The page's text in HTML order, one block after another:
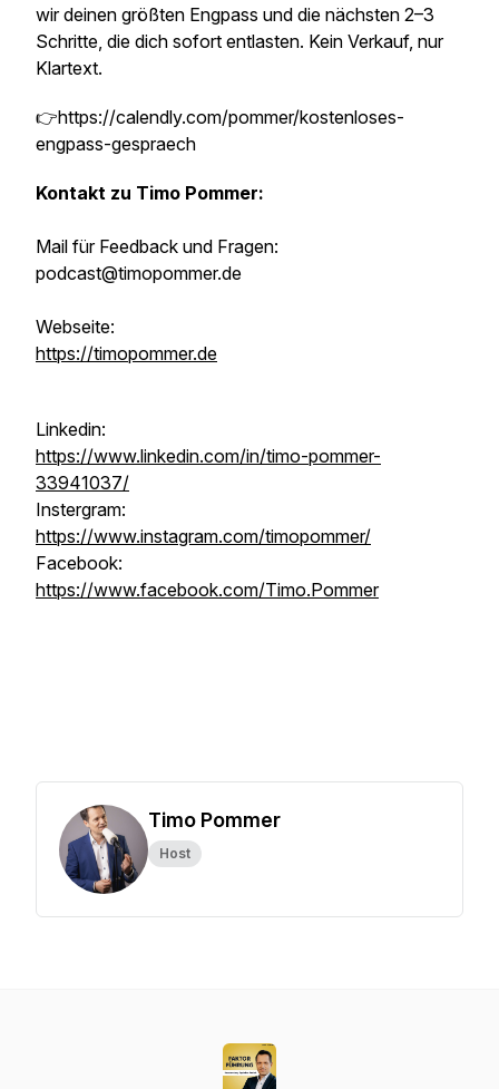
wir deinen größten Engpass und die nächsten 2–3
Schritte, die dich sofort entlasten. Kein Verkauf, nur
Klartext.
👉https://calendly.com/pommer/kostenloses-
engpass-gespraech
Kontakt zu Timo Pommer:
Mail für Feedback und Fragen:
podcast@timopommer.de
Webseite:
https://timopommer.de
Linkedin:
https://www.linkedin.com/in/timo-pommer-
33941037/
Instergram:
https://www.instagram.com/timopommer/
Facebook:
https://www.facebook.com/Timo.Pommer
Timo Pommer
Host